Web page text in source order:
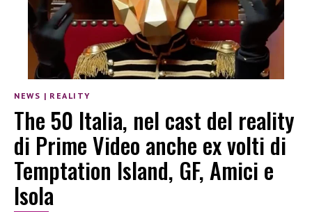
NEWS | REALITY
The 50 Italia, nel cast del reality
di Prime Video anche ex volti di
Temptation Island, GF, Amici e
Isola